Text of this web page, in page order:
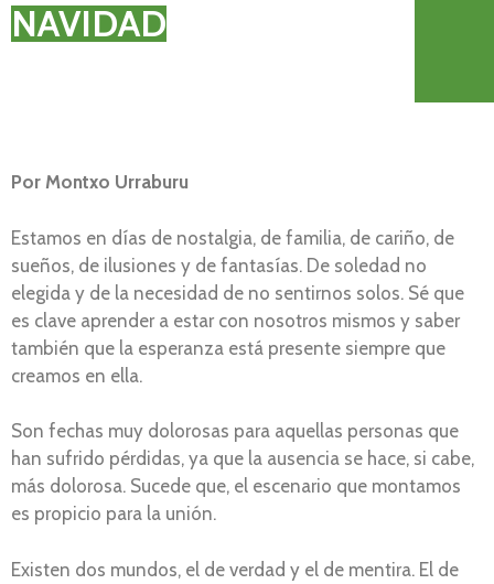
NAVIDAD
Por Montxo Urraburu
Estamos en días de nostalgia, de familia, de cariño, de
sueños, de ilusiones y de fantasías. De soledad no
elegida y de la necesidad de no sentirnos solos. Sé que
es clave aprender a estar con nosotros mismos y saber
también que la esperanza está presente siempre que
creamos en ella.
Son fechas muy dolorosas para aquellas personas que
han sufrido pérdidas, ya que la ausencia se hace, si cabe,
más dolorosa. Sucede que, el escenario que montamos
es propicio para la unión.
Existen dos mundos, el de verdad y el de mentira. El de